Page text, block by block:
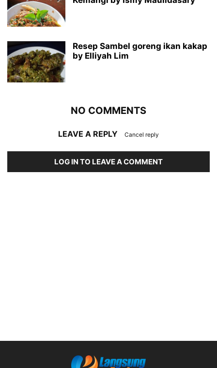
Resep Sambel goreng ikan kakap
by Elliyah Lim
NO COMMENTS
LEAVE A REPLY Cancel reply
LOG IN TO LEAVE A COMMENT